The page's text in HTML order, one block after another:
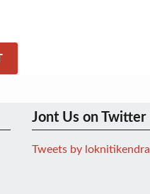
Jont Us on Twitter
Tweets by loknitikendra